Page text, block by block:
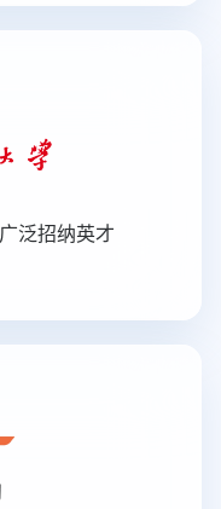
泛招纳英才